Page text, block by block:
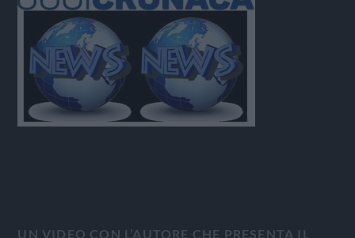
UN VIDEO CON L’AUTORE CHE PRESENTA IL